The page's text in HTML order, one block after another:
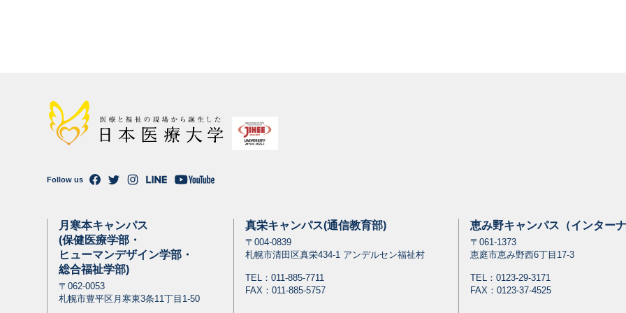
Follow us
月寒本キャンパス
(保健医療学部・
ヒューマンデザイン学部・
総合福祉学部)
〒062-0053
札幌市豊平区月寒東3条11丁目1-50
真栄キャンパス(通信教育部)
〒004-0839
札幌市清田区真栄434-1 アンデルセン福祉村
TEL：011-885-7711
FAX：011-885-5757
恵み野キャンパス（インター
〒061-1373
恵庭市恵み野西6丁目17-3
TEL：0123-29-3171
FAX：0123-37-4525